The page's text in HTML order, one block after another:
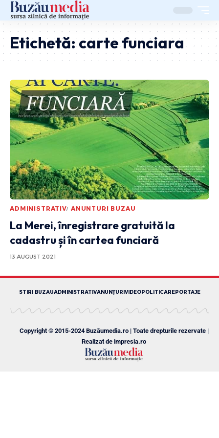
Etichetă:carte funciara
ADMINISTRATIV ANUNTURI BUZAU
La Merei, înregistrare gratuită la
cadastru și în cartea funciară
13 AUGUST 2021
STIRI BUZAUADMINISTRATIVANUNȚURIVIDEOPOLITICAREPORTAJE
Copyright © 2015-2024 Buzăumedia.ro | Toate drepturile rezervate |
Realizat de impresia.ro